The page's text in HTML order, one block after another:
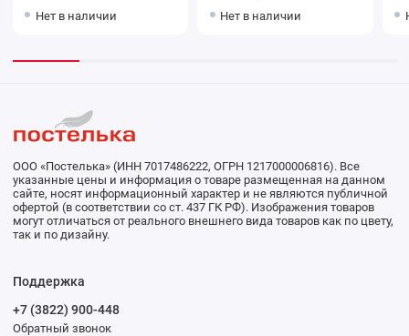
Рисунок Василиса
Нет в наличии
Животные Ночь Нежна
Нет в наличии
ООО «Постелька» (ИНН 7017486222, ОГРН 1217000006816). Все
указанные цены и информация о товаре размещенная на данном
сайте, носят информационный характер и не являются публичной
офертой (в соответствии со ст. 437 ГК РФ). Изображения товаров
могут отличаться от реального внешнего вида товаров как по цвету,
так и по дизайну.
Поддержка
+7 (3822) 900-448
Обратный звонок